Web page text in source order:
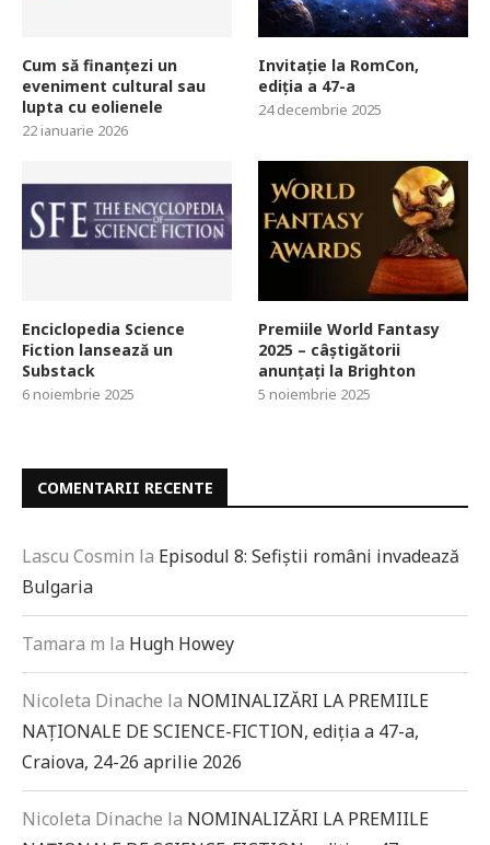
Cum să finanțezi un
eveniment cultural sau
lupta cu eolienele
22 ianuarie 2026
Invitație la RomCon,
ediția a 47-a
24 decembrie 2025
Enciclopedia Science
Fiction lansează un
Substack
6 noiembrie 2025
Premiile World Fantasy
2025 – câștigătorii
anunțați la Brighton
5 noiembrie 2025
COMENTARII RECENTE
Lascu Cosmin la Episodul 8: Sefiștii români invadează
Bulgaria
Tamara m la Hugh Howey
Nicoleta Dinache la NOMINALIZĂRI LA PREMIILE
NAȚIONALE DE SCIENCE-FICTION, ediția a 47-a,
Craiova, 24-26 aprilie 2026
Nicoleta Dinache la NOMINALIZĂRI LA PREMIILE